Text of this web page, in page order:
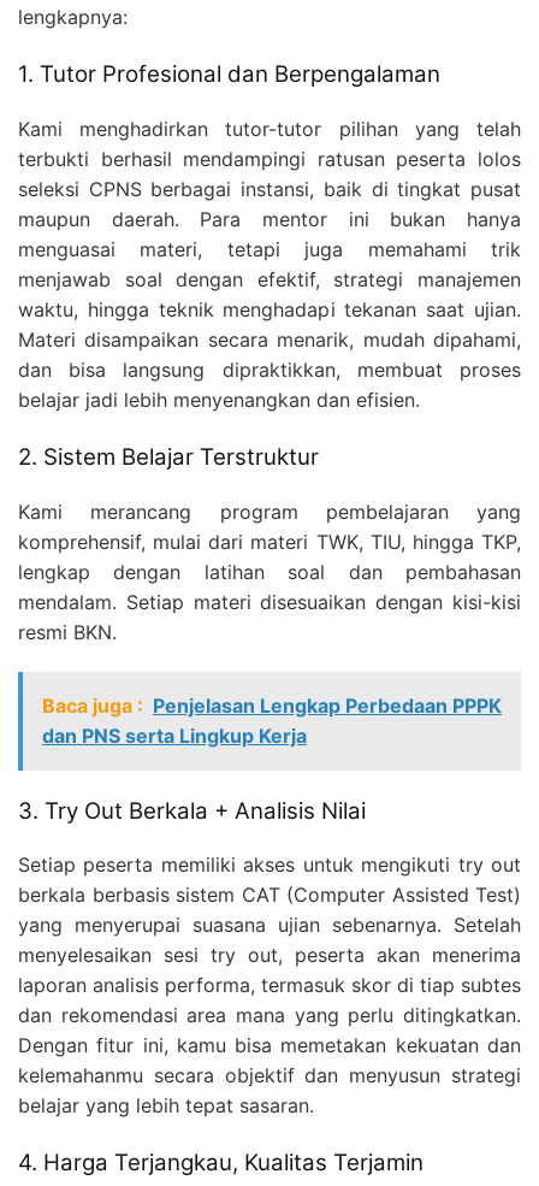
Blog
SEARCH
FOR:
lengkapnya:
1. Tutor Profesional dan Berpengalaman
Kami menghadirkan tutor-tutor pilihan yang telah
terbukti berhasil mendampingi ratusan peserta lolos
seleksi CPNS berbagai instansi, baik di tingkat pusat
maupun daerah. Para mentor ini bukan hanya
menguasai materi, tetapi juga memahami trik
menjawab soal dengan efektif, strategi manajemen
waktu, hingga teknik menghadapi tekanan saat ujian.
Materi disampaikan secara menarik, mudah dipahami,
dan bisa langsung dipraktikkan, membuat proses
belajar jadi lebih menyenangkan dan efisien.
2. Sistem Belajar Terstruktur
Kami merancang program pembelajaran yang
komprehensif, mulai dari materi TWK, TIU, hingga TKP,
lengkap dengan latihan soal dan pembahasan
mendalam. Setiap materi disesuaikan dengan kisi-kisi
resmi BKN.
Baca juga : Penjelasan Lengkap Perbedaan PPPK
dan PNS serta Lingkup Kerja
3. Try Out Berkala + Analisis Nilai
Setiap peserta memiliki akses untuk mengikuti try out
berkala berbasis sistem CAT (Computer Assisted Test)
yang menyerupai suasana ujian sebenarnya. Setelah
menyelesaikan sesi try out, peserta akan menerima
laporan analisis performa, termasuk skor di tiap subtes
dan rekomendasi area mana yang perlu ditingkatkan.
Dengan fitur ini, kamu bisa memetakan kekuatan dan
kelemahanmu secara objektif dan menyusun strategi
belajar yang lebih tepat sasaran.
4. Harga Terjangkau, Kualitas Terjamin